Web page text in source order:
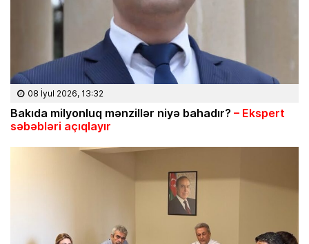
08 İyul 2026, 13:32
Bakıda milyonluq mənzillər niyə bahadır? – Ekspert
səbəbləri açıqlayır